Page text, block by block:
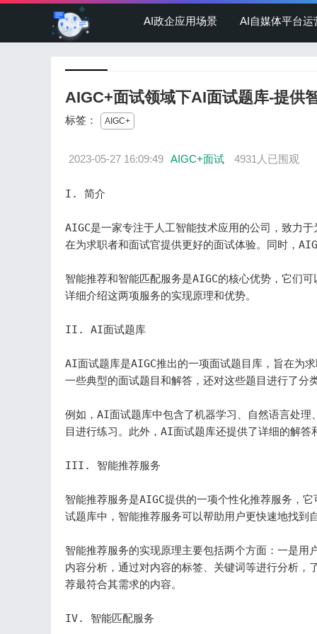
AI政企应用场景 AI自媒体平台运
AIGC+面试领域下AI面试题库-提供
标签： AIGC+
2023-05-27 16:09:49 AIGC+面试 4931人已围观
I. 简介
AIGC是一家专注于人工智能技术应用的公司，致力
在为求职者和面试官提供更好的面试体验。同时，
智能推荐和智能匹配服务是AIGC的核心优势，它们
详细介绍这两项服务的实现原理和优势。
II. AI面试题库
AI面试题库是AIGC推出的一项面试题目库，旨在为
一些典型的面试题目和解答，还对这些题目进行了分
例如，AI面试题库中包含了机器学习、自然语言处
目进行练习。此外，AI面试题库还提供了详细的解
III. 智能推荐服务
智能推荐服务是AIGC提供的一项个性化推荐服务，
试题库中，智能推荐服务可以帮助用户更快速地找到
智能推荐服务的实现原理主要包括两个方面：一是
内容分析，通过对内容的标签、关键词等进行分析
荐最符合其需求的内容。
IV. 智能匹配服务